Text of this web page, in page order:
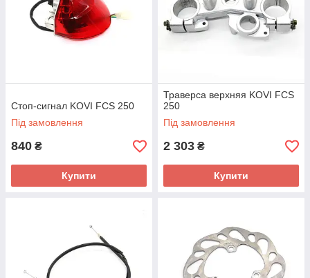
Стоп-сигнал KOVI FCS 250
Під замовлення
840 ₴
Купити
Траверса верхняя KOVI FCS
250
Під замовлення
2 303 ₴
Купити